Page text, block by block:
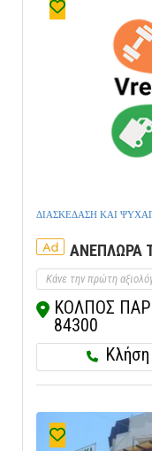
ΔΙΑΣΚΕΔΑΣΗ ΚΑΙ
Ad ΑΝΕΠΛΩΡΑ
Κάνε την πρώτη
ΚΟΛΠΟΣ
84300
Κλήση